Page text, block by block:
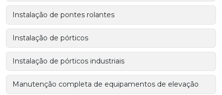
Instalação de pontes rolantes
Instalação de pórticos
Instalação de pórticos industriais
Manutenção completa de equipamentos de elevação